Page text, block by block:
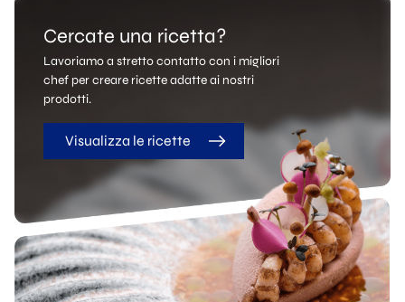
Cercate una ricetta?
Lavoriamo a stretto contatto con i migliori
chef per creare ricette adatte ai nostri
prodotti.
Visualizza le ricette